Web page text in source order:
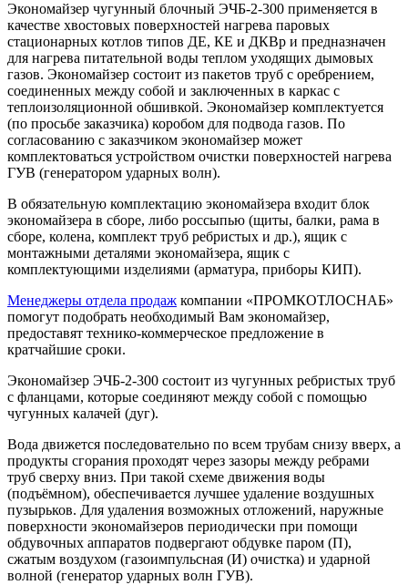
Экономайзер чугунный блочный ЭЧБ-2-300 применяется в
качестве хвостовых поверхностей нагрева паровых
стационарных котлов типов ДЕ, КЕ и ДКВр и предназначен
для нагрева питательной воды теплом уходящих дымовых
газов. Экономайзер состоит из пакетов труб с оребрением,
соединенных между собой и заключенных в каркас с
теплоизоляционной обшивкой. Экономайзер комплектуется
(по просьбе заказчика) коробом для подвода газов. По
согласованию с заказчиком экономайзер может
комплектоваться устройством очистки поверхностей нагрева
ГУВ (генератором ударных волн).
В обязательную комплектацию экономайзера входит блок
экономайзера в сборе, либо россыпью (щиты, балки, рама в
сборе, колена, комплект труб ребристых и др.), ящик с
монтажными деталями экономайзера, ящик с
комплектующими изделиями (арматура, приборы КИП).
Менеджеры отдела продаж компании «ПРОМКОТЛОСНАБ»
помогут подобрать необходимый Вам экономайзер,
предоставят технико-коммерческое предложение в
кратчайшие сроки.
Экономайзер ЭЧБ-2-300 состоит из чугунных ребристых труб
с фланцами, которые соединяют между собой с помощью
чугунных калачей (дуг).
Вода движется последовательно по всем трубам снизу вверх, а
продукты сгорания проходят через зазоры между ребрами
труб сверху вниз. При такой схеме движения воды
(подъёмном), обеспечивается лучшее удаление воздушных
пузырьков. Для удаления возможных отложений, наружные
поверхности экономайзеров периодически при помощи
обдувочных аппаратов подвергают обдувке паром (П),
сжатым воздухом (газоимпульсная (И) очистка) и ударной
волной (генератор ударных волн ГУВ).